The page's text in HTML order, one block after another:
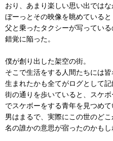
おり、あまり楽しい思い出ではな
ぼーっとその映像を眺めている
父と乗ったタクシーが写ってい
錯覚に陥った。
僕が創り出した架空の街。
そこで生活をする人間たちには
生まれたかも全てがログとして記
街の通りを歩いていると、スケ
でスケボーをする青年を見つめて
男はまるで、実際にこの世のど
名の誰かの意思が宿ったのかもし